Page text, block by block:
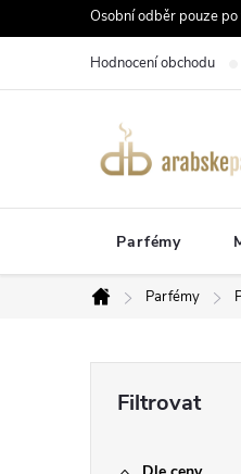
na
Osobní odběr pouze
Hodnocení obchodu
Parfémy
Domů
Parfémy